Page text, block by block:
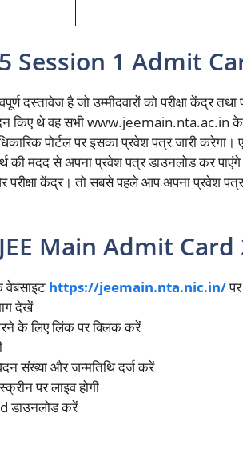
Session 1 Admit
है जो उम्मीदवारों को परीक्षा केंद्र तथा
किए थे वह सभी www.jeemain.nta.ac.in के
पोर्टल पर इसका प्रवेश पत्र जारी
की मदद से अपना प्रवेश पत्र डाउनलोड कर
और परीक्षा केंद्र। तो सबसे पहले आप अपना प्रवेश
Main Admit Card
वेबसाइट https://jeemain.nta.nic.in/
देखें
के लिए लिंक पर क्लिक करें
संख्या और जन्मतिथि दर्ज करें
पर लाइव होगी
डाउनलोड करें